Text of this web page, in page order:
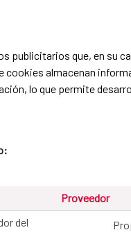
publicitarios que, en su
almacenan
lo que permite
Proveedor
del